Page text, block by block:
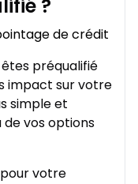
?
de crédit
préqualifié
impact sur votre
simple et
de vos options
votre